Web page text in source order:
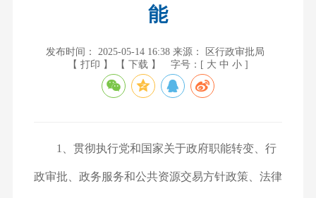
能
发布时间： 2025-05-14 16:38 来源： 区行政审批局
【 打印 】
【 下载 】 字号：[ 大 中 小 ]
1、贯彻执行党和国家关于政府职能转变、行
政审批、政务服务和公共资源交易方针政策、法律